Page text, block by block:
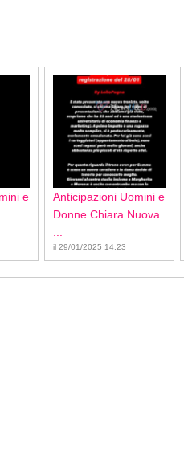
e
Anticipazioni Uomini e
Donne Chiara Nuova
il 29/01/2025 14:23